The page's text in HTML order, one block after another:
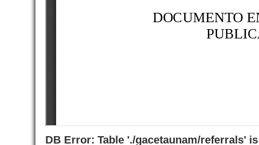
DB Error: Table './gacetaunam/referrals'